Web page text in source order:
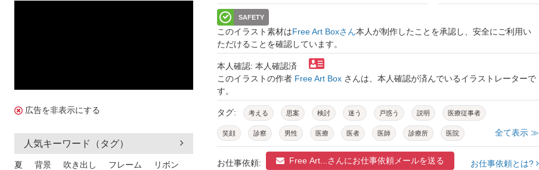
広告を非表示にする
人気キーワード（タグ）
夏 背景 吹き出し フレーム リボン
SAFETY
このイラスト素材はFree Art Boxさん本人が制作したことを承認し、安全にご利用い
ただけることを確認しています。
本人確認: 本人確認済
このイラストの作者 Free Art Box さんは、本人確認が済んでいるイラストレーターで
す。
タグ: 考える 思案 検討 迷う 戸惑う 説明 医療従事者
笑顔 診察 男性 医療 医者 医師 診療所 医院
ケーシー 看護師 理学療法士 歯医者 歯科医
全て表示 ≫
お仕事依頼: Free Art...さんにお仕事依頼メールを送る お仕事依頼とは?